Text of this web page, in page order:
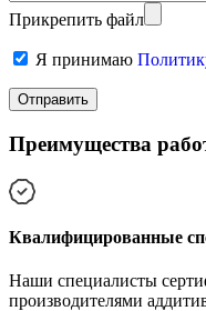
Прикрепить файл
Я принимаю
Преимущества
Квалифицированные
Наши специалисты
производителями